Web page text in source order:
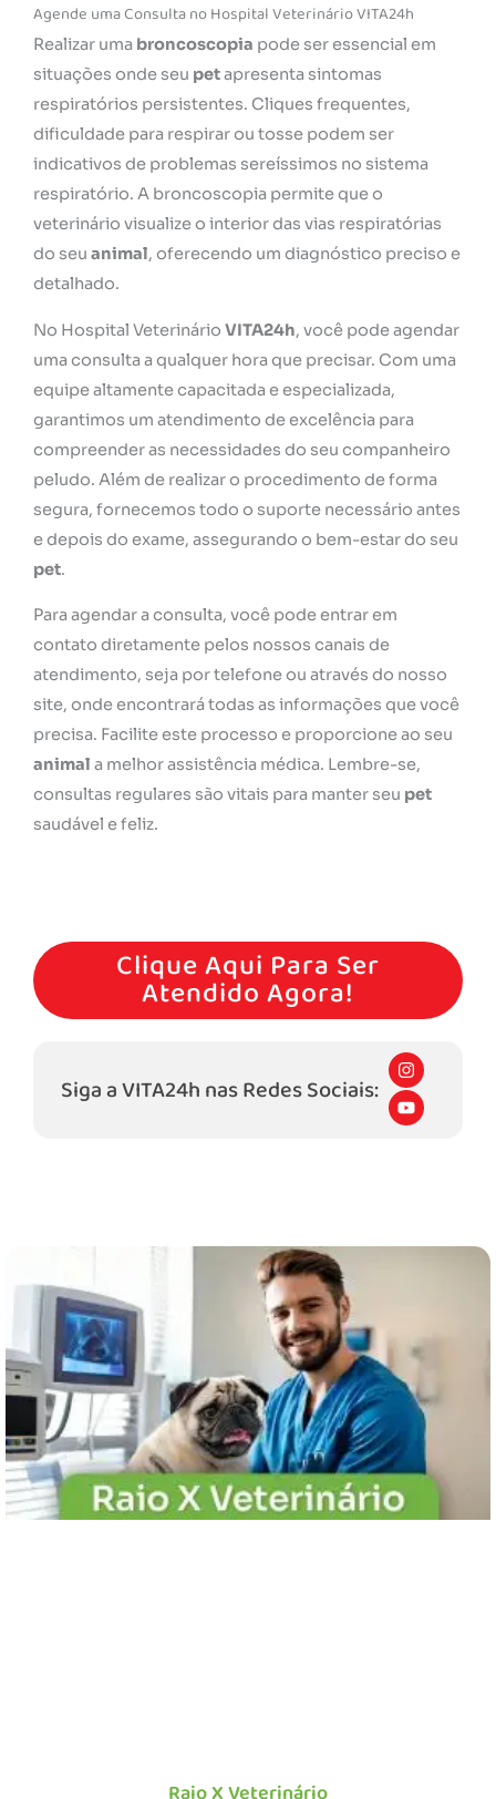
Agende uma Consulta no Hospital Veterinário VITA24h
Realizar uma broncoscopia pode ser essencial em
situações onde seu petapresenta sintomas
respiratórios persistentes. Cliques frequentes,
dificuldade para respirar ou tosse podem ser
indicativos de problemas sereíssimos no sistema
respiratório. A broncoscopia permite que o
veterinário visualize o interior das vias respiratórias
do seu animal, oferecendo um diagnóstico preciso e
detalhado.
No Hospital Veterinário VITA24h, você pode agendar
uma consulta a qualquer hora que precisar. Com uma
equipe altamente capacitada e especializada,
garantimos um atendimento de excelência para
compreender as necessidades do seu companheiro
peludo. Além de realizar o procedimento de forma
segura, fornecemos todo o suporte necessário antes
e depois do exame, assegurando o bem-estar do seu
pet.
Para agendar a consulta, você pode entrar em
contato diretamente pelos nossos canais de
atendimento, seja por telefone ou através do nosso
site, onde encontrará todas as informações que você
precisa. Facilite este processo e proporcione ao seu
animal a melhor assistência médica. Lembre-se,
consultas regulares são vitais para manter seu pet
saudável e feliz.
Clique Aqui Para Ser
Atendido Agora!
Siga a VITA24h nas Redes Sociais:
I
n
s
t
a
Y
o
u